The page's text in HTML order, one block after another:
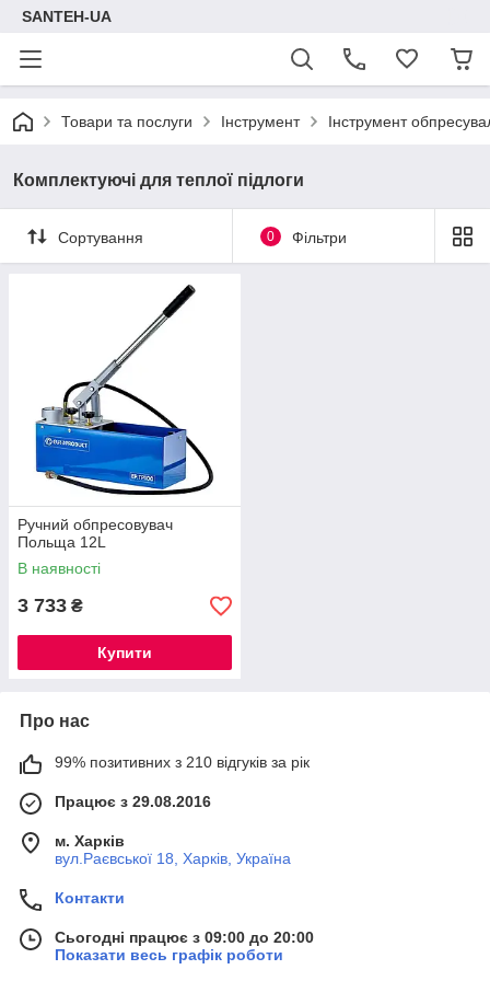
SANTEH-UA
Товари та послуги Інструмент Інструмент
Комплектуючі для теплої підлоги
Сортування 0 Фільтри
Ручний обпресовувач
Польща 12L
В наявності
3 733 ₴
Купити
Про нас
99% позитивних з 210 відгуків за рік
Працює з 29.08.2016
м. Харків
вул.Раєвської 18, Харків, Україна
Контакти
Сьогодні працює з 09:00 до 20:00
Показати весь графік роботи